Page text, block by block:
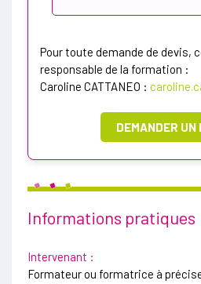
Pour toute demande de devis,
responsable de la formation :
Caroline CATTANEO :
DEMANDER UN
Informations pratiques
Intervenant :
Formateur ou formatrice à